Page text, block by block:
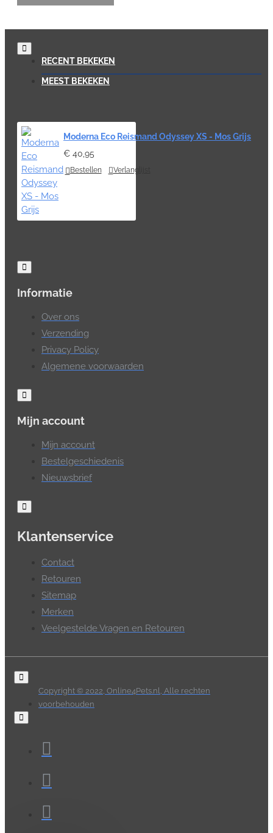
RECENT BEKEKEN
MEEST BEKEKEN
Moderna Eco Reismand Odyssey XS - Mos Grijs
€ 40,95
Bestellen Verlanglijst
Informatie
Over ons
Verzending
Privacy Policy
Algemene voorwaarden
Mijn account
Mijn account
Bestelgeschiedenis
Nieuwsbrief
Klantenservice
Contact
Retouren
Sitemap
Merken
Veelgestelde Vragen en Retouren
Copyright © 2022, Online4Pets.nl, Alle rechten
voorbehouden